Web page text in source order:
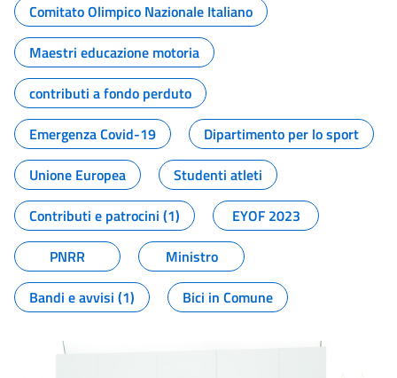
Comitato Olimpico Nazionale Italiano
Maestri educazione motoria
contributi a fondo perduto
Emergenza Covid-19
Dipartimento per lo sport
Unione Europea
Studenti atleti
Contributi e patrocini (1)
EYOF 2023
PNRR
Ministro
Bandi e avvisi (1)
Bici in Comune